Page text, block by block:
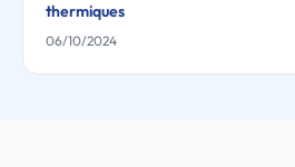
thermiques
06/10/2024